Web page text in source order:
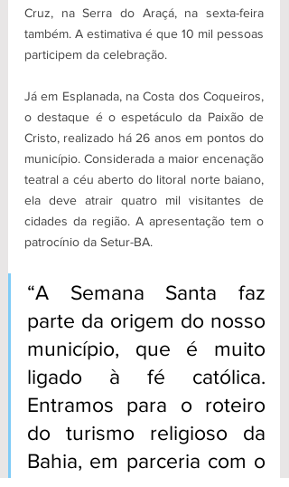
Cruz, na Serra do Araçá, na sexta-feira
também. A estimativa é que 10 mil pessoas
participem da celebração.
Já em Esplanada, na Costa dos Coqueiros,
o destaque é o espetáculo da Paixão de
Cristo, realizado há 26 anos em pontos do
município. Considerada a maior encenação
teatral a céu aberto do litoral norte baiano,
ela deve atrair quatro mil visitantes de
cidades da região. A apresentação tem o
patrocínio da Setur-BA.
“A Semana Santa faz
parte da origem do nosso
município, que é muito
ligado à fé católica.
Entramos para o roteiro
do turismo religioso da
Bahia, em parceria com o